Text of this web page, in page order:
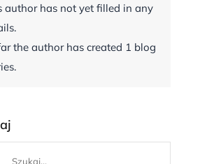
author has not yet filled in any
the author has created 1 blog